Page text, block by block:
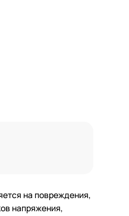
на повреждения,
напряжения,